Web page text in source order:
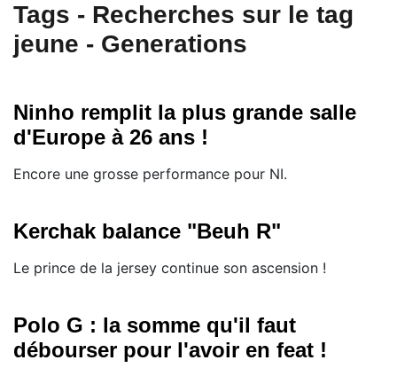
Tags - Recherches sur le tag
jeune - Generations
Ninho remplit la plus grande salle
d'Europe à 26 ans !
Encore une grosse performance pour NI.
Kerchak balance "Beuh R"
Le prince de la jersey continue son ascension !
Polo G : la somme qu'il faut
débourser pour l'avoir en feat !